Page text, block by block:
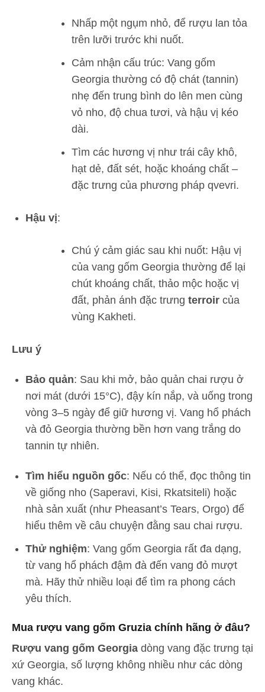
Nhấp một ngụm nhỏ, để rượu lan tỏa
trên lưỡi trước khi nuốt.
Cảm nhận cấu trúc: Vang gốm
Georgia thường có độ chát (tannin)
nhẹ đến trung bình do lên men cùng
vỏ nho, độ chua tươi, và hậu vị kéo
dài.
Tìm các hương vị như trái cây khô,
hạt dẻ, đất sét, hoặc khoáng chất –
đặc trưng của phương pháp qvevri.
Hậu vị:
Chú ý cảm giác sau khi nuốt: Hậu vị
của vang gốm Georgia thường để lại
chút khoáng chất, thảo mộc hoặc vị
đất, phản ánh đặc trưng terroircủa
vùng Kakheti.
Lưu ý
Bảo quản: Sau khi mở, bảo quản chai rượu ở
nơi mát (dưới 15°C), đậy kín nắp, và uống trong
vòng 3–5 ngày để giữ hương vị. Vang hổ phách
và đỏ Georgia thường bền hơn vang trắng do
tannin tự nhiên.
Tìm hiểu nguồn gốc: Nếu có thể, đọc thông tin
về giống nho (Saperavi, Kisi, Rkatsiteli) hoặc
nhà sản xuất (như Pheasant’s Tears, Orgo) để
hiểu thêm về câu chuyện đằng sau chai rượu.
Thử nghiệm: Vang gốm Georgia rất đa dạng,
từ vang hổ phách đậm đà đến vang đỏ mượt
mà. Hãy thử nhiều loại để tìm ra phong cách
yêu thích.
Mua rượu vang gốm Gruzia chính hãng ở đâu?
Rượu vang gốm Georgia dòng vang đặc trưng tại
xứ Georgia, số lượng không nhiều như các dòng
vang khác.